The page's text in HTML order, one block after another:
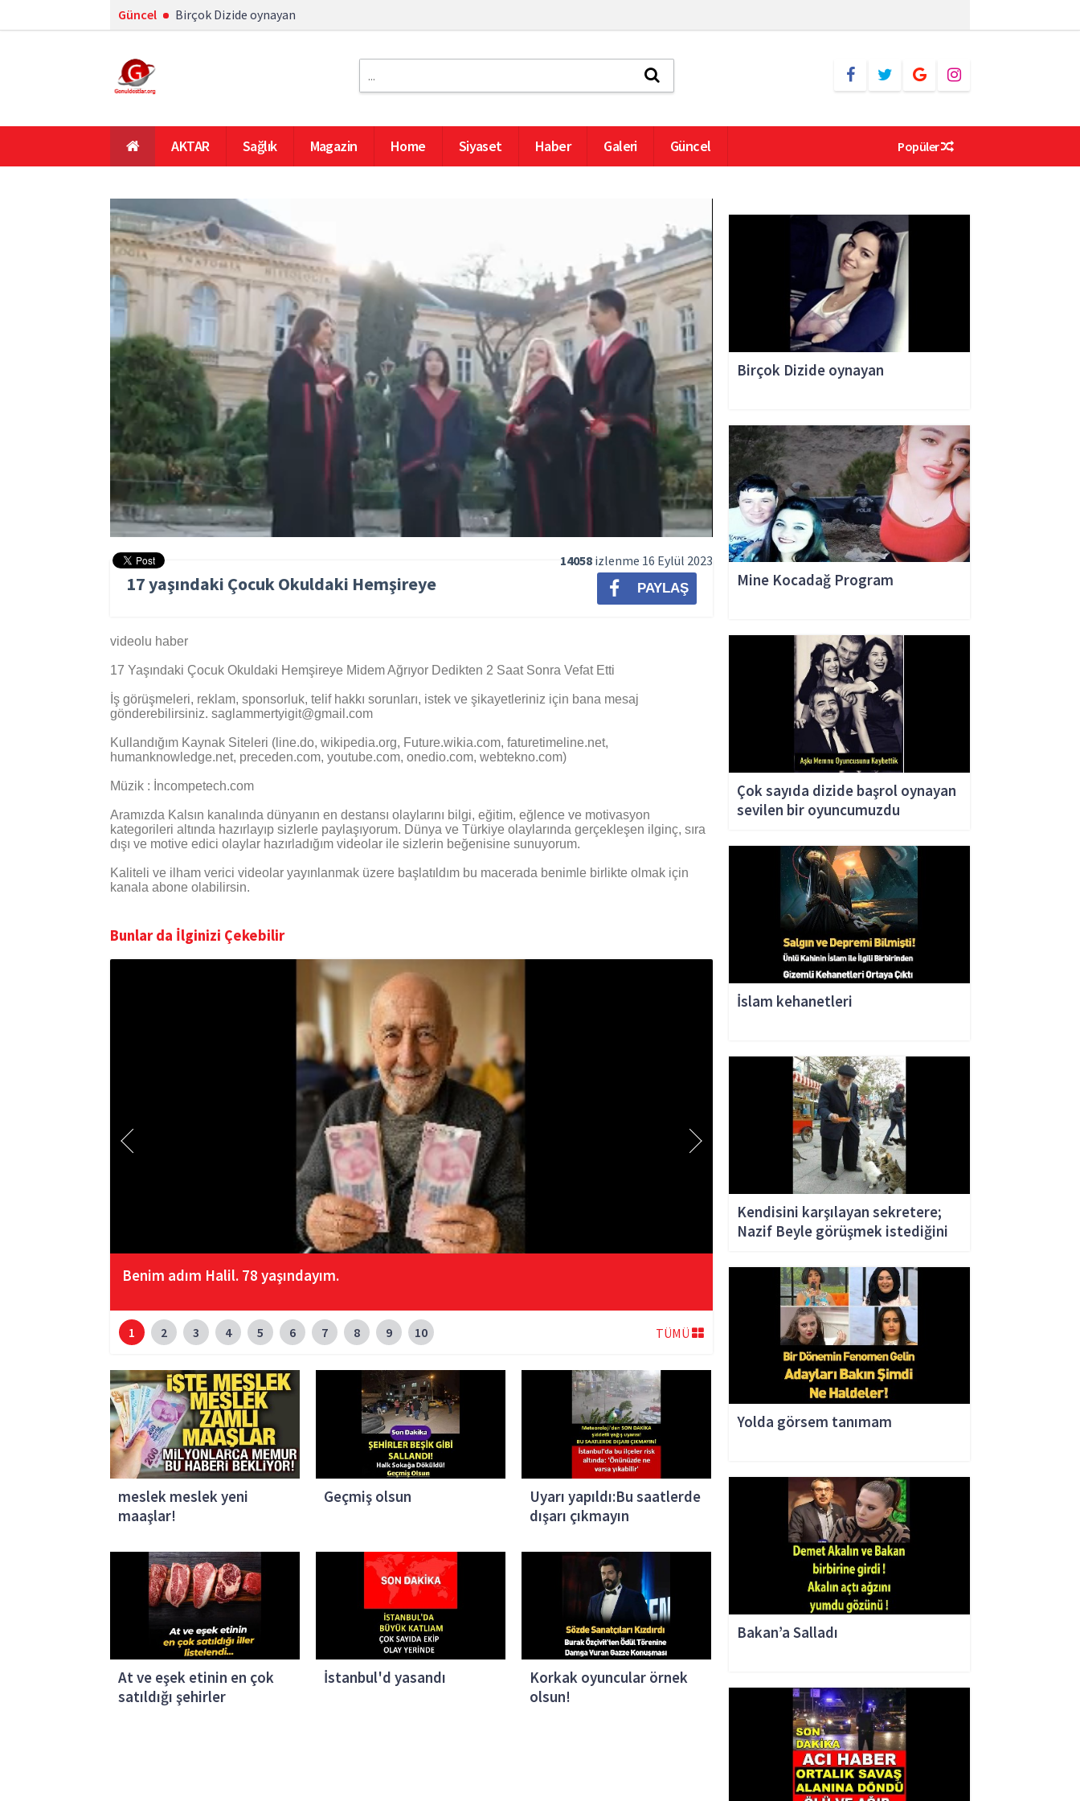
Güncel Birçok Dizide oynayan
AKTAR Sağlık Magazin Home Siyaset Haber Galeri Güncel Popüler
00:19/ 05:16
14058 izlenme 16 Eylül 2023
17 yaşındaki Çocuk Okuldaki Hemşireye PAYLAŞ
videolu haber
17 Yaşındaki Çocuk Okuldaki Hemşireye Midem Ağrıyor Dedikten 2 Saat Sonra Vefat Etti
İş görüşmeleri, reklam, sponsorluk, telif hakkı sorunları, istek ve şikayetleriniz için bana mesaj
gönderebilirsiniz. saglammertyigit@gmail.com
Kullandığım Kaynak Siteleri (line.do, wikipedia.org, Future.wikia.com, faturetimeline.net,
humanknowledge.net, preceden.com, youtube.com, onedio.com, webtekno.com)
Müzik : İncompetech.com
Aramızda Kalsın kanalında dünyanın en destansı olaylarını bilgi, eğitim, eğlence ve motivasyon
kategorileri altında hazırlayıp sizlerle paylaşıyorum. Dünya ve Türkiye olaylarında gerçekleşen ilginç, sıra
dışı ve motive edici olaylar hazırladığım videolar ile sizlerin beğenisine sunuyorum.
Kaliteli ve ilham verici videolar yayınlanmak üzere başlatıldım bu macerada benimle birlikte olmak için
kanala abone olabilirsin.
Bunlar da İlginizi Çekebilir
Benim adım Halil. 78 yaşındayım. Bu markanın ürünleri
1 2 3 4 5 6 7 8 9 10 TÜMÜ
meslek meslek yeni
maaşlar!
Geçmiş olsun
Uyarı yapıldı:Bu saatlerde
dışarı çıkmayın
At ve eşek etinin en çok
satıldığı şehirler
İstanbul'd yasandı
Korkak oyuncular örnek
olsun!
Birçok Dizide oynayan
Mine Kocadağ Program
Çok sayıda dizide başrol oynayan
sevilen bir oyuncumuzdu
İslam kehanetleri
Kendisini karşılayan sekretere;
Nazif Beyle görüşmek istediğini
Yolda görsem tanımam
Bakan’a Salladı